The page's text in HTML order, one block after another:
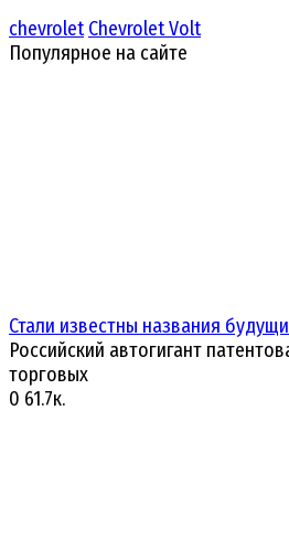
chevrolet Chevrolet Volt
Популярное на сайте
Стали известны названия
Российский автогигант
торговых
0 61.7к.